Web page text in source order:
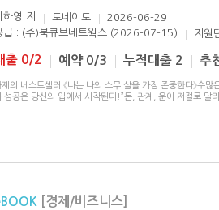
하영 저 토네이도
2026-06-29
급 : (주)북큐브네트웍스 (2026-07-15)
지원
출 0/2 예약 0/3 누적대출 2 추
제의 베스트셀러 《나는 나의 스무 살을 가장 존중한다》수
성공은 당신의 입에서 시작된다!”돈, 관계, 운이 저절로 달
[경제/비즈니스]